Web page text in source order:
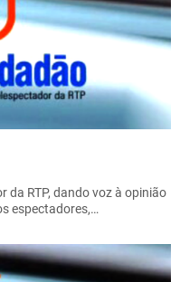
da RTP, dando voz à opinião
espectadores,…